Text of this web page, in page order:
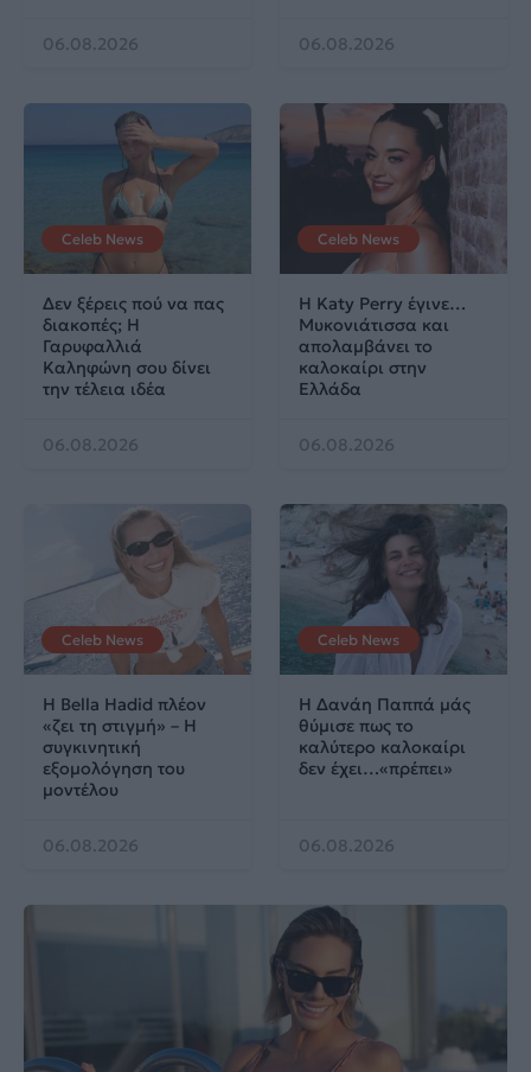
06.08.2026 06.08.2026
Celeb News
Δεν ξέρεις πού να πας
διακοπές; Η
Γαρυφαλλιά
Καληφώνη σου δίνει
την τέλεια ιδέα
06.08.2026
Celeb News
Η Katy Perry έγινε…
Μυκονιάτισσα και
απολαμβάνει το
καλοκαίρι στην
Ελλάδα
06.08.2026
Celeb News
Η Bella Hadid πλέον
«ζει τη στιγμή» – Η
συγκινητική
εξομολόγηση του
μοντέλου
06.08.2026
Celeb News
Η Δανάη Παππά μάς
θύμισε πως το
καλύτερο καλοκαίρι
δεν έχει…«πρέπει»
06.08.2026